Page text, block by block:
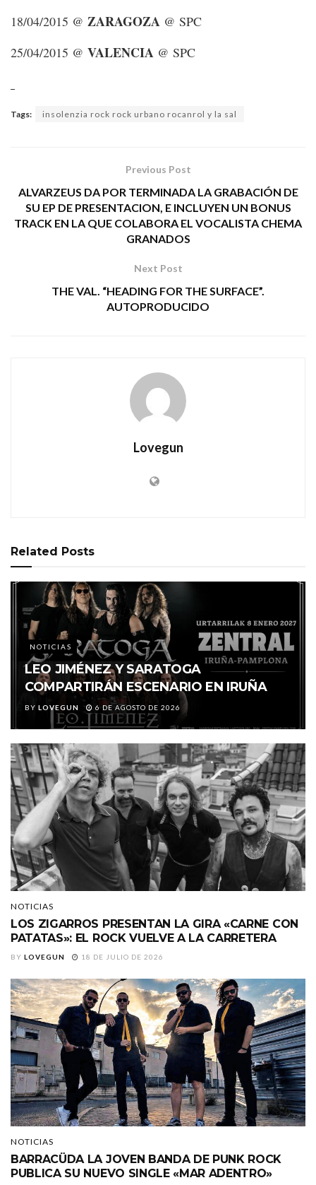
18/04/2015 @ ZARAGOZA @ SPC
25/04/2015 @ VALENCIA @ SPC
Tags: insolenzia rock rock urbano rocanrol y la sal
Previous Post
ALVARZEUS DA POR TERMINADA LA GRABACIÓN DE
SU EP DE PRESENTACION, E INCLUYEN UN BONUS
TRACK EN LA QUE COLABORA EL VOCALISTA CHEMA
GRANADOS
Next Post
THE VAL. “HEADING FOR THE SURFACE”.
AUTOPRODUCIDO
Lovegun
Related Posts
NOTICIAS
LEO JIMÉNEZ Y SARATOGA
COMPARTIRÁN ESCENARIO EN IRUÑA
BY LOVEGUN 6 DE AGOSTO DE 2026
NOTICIAS
LOS ZIGARROS PRESENTAN LA GIRA «CARNE CON
PATATAS»: EL ROCK VUELVE A LA CARRETERA
BY LOVEGUN 18 DE JULIO DE 2026
NOTICIAS
BARRACÜDA LA JOVEN BANDA DE PUNK ROCK
PUBLICA SU NUEVO SINGLE «MAR ADENTRO»